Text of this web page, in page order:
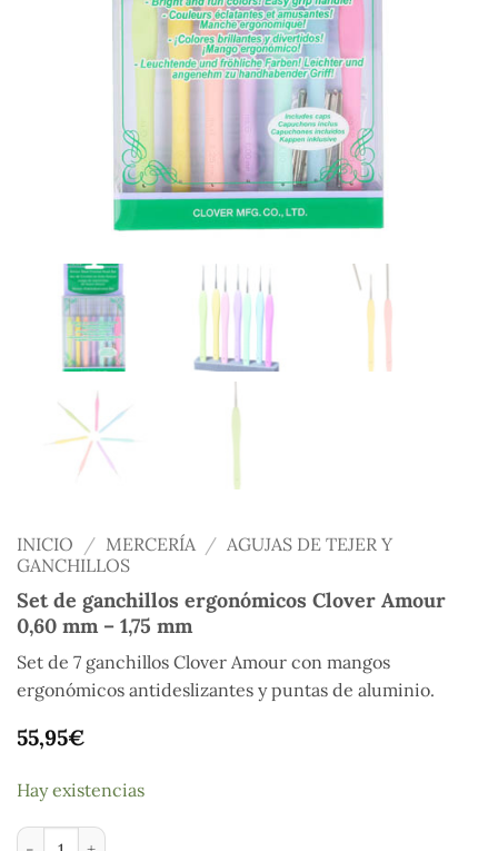
INICIO / MERCERÍA / AGUJAS DE TEJER Y
GANCHILLOS
Set de ganchillos ergonómicos Clover Amour
0,60 mm – 1,75 mm
Set de 7 ganchillos Clover Amour con mangos
ergonómicos antideslizantes y puntas de aluminio.
55,95€
Hay existencias
Set de ganchillos ergonómicos Clover Amour 0,60 mm - 1,75